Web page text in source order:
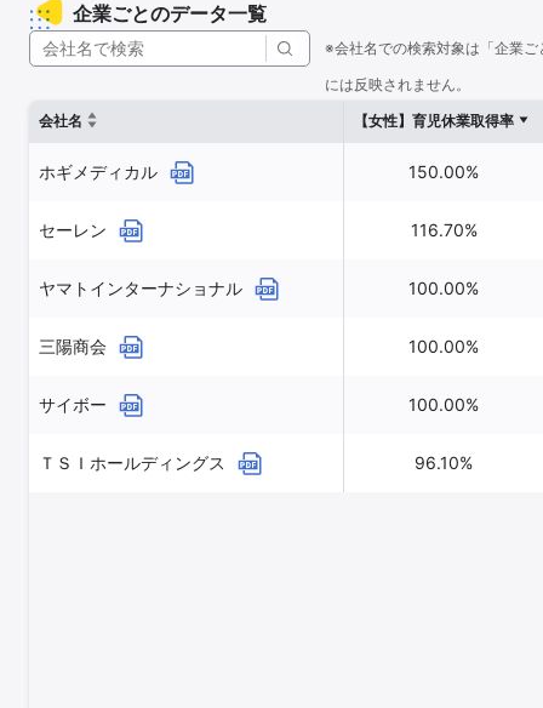
企業ごとのデータ一覧
※会社名での検索対象は「企業
には反映されません。
会社名
【女性】育児休業取得率
ホギメディカル 150.00%
セーレン 116.70%
ヤマトインターナショナル 100.00%
三陽商会 100.00%
サイボー 100.00%
ＴＳＩホールディングス 96.10%